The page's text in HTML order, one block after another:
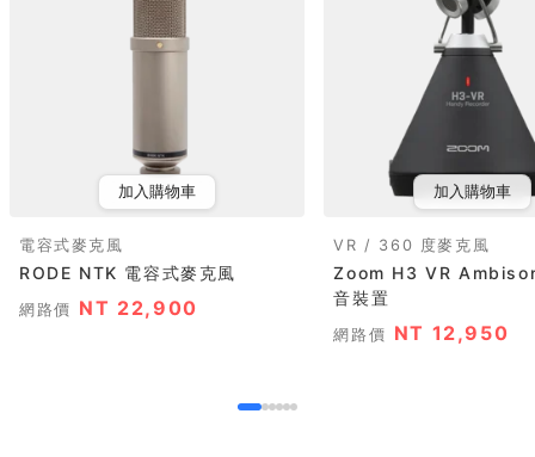
加入購物車
電容式麥克風
RODE NTK 電容式麥克風
網路價 NT 22,900
加入購物車
VR / 360 度麥克風
Zoom H3 VR
音裝置
網路價 NT 12,950